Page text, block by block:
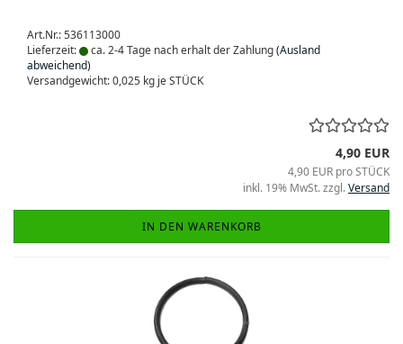
Art.Nr.: 536113000
Lieferzeit:
ca. 2-4 Tage nach erhalt der Zahlung(Ausland
abweichend)
Versandgewicht:0,025 kg je STÜCK
4,90 EUR
4,90 EUR pro STÜCK
inkl. 19% MwSt. zzgl.Versand
IN DEN WARENKORB